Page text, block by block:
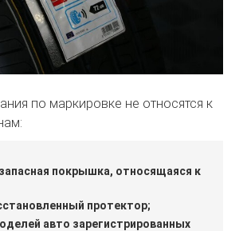
по маркировке не относятся к
покрышка, относящаяся к
протектор;
авто зарегистрированных